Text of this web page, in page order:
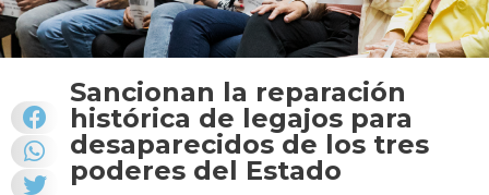
Sancionan la reparación
histórica de legajos para
desaparecidos de los tres
poderes del Estado